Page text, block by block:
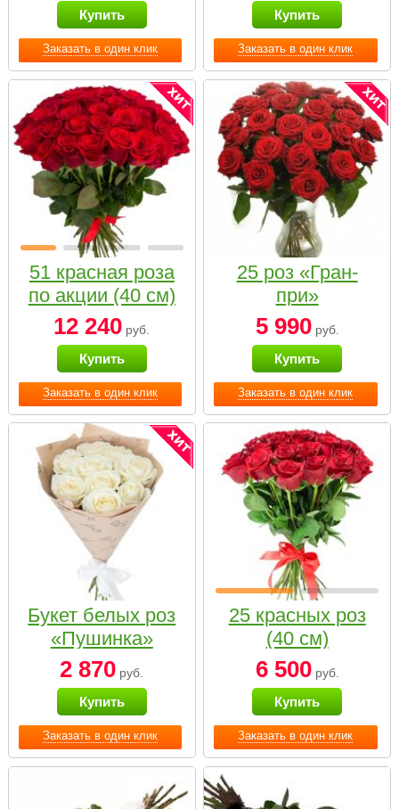
Заказать в один клик
Купить
Заказать в один клик
Купить
Заказать в один клик
51 красная роза
по акции (40 см)
12 240 руб.
Купить
Заказать в один клик
25 роз «Гран-
при»
5 990руб.
Купить
Заказать в один клик
Букет белых роз
«Пушинка»
2 870 руб.
Купить
Заказать в один клик
25 красных роз
(40 см)
6 500руб.
Купить